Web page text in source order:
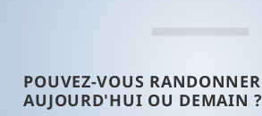
POUVEZ-VOUS RANDONNER
AUJOURD'HUI OU DEMAIN ?